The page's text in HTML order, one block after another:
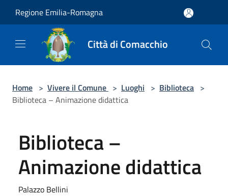
Regione Emilia-Romagna
Città di Comacchio
Home > Vivere il Comune > Luoghi > Biblioteca >
Biblioteca – Animazione didattica
Biblioteca –
Animazione didattica
Palazzo Bellini